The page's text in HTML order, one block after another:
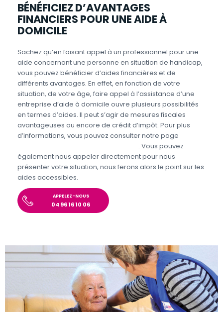
BÉNÉFICIEZ D’AVANTAGES
FINANCIERS POUR UNE AIDE À
DOMICILE
Sachez qu’en faisant appel à un professionnel pour une
aide concernant une personne en situation de handicap,
vous pouvez bénéficier d’aides financières et de
différents avantages. En effet, en fonction de votre
situation, de votre âge, faire appel à l’assistance d’une
entreprise d’aide à domicile ouvre plusieurs possibilités
en termes d’aides. Il peut s’agir de mesures fiscales
avantageuses ou encore de crédit d’impôt. Pour plus
d’informations, vous pouvez consulter notre page
. Vous pouvez
également nous appeler directement pour nous
présenter votre situation, nous ferons alors le point sur les
aides accessibles.
APPELEZ-NOUS
04 96 16 10 06